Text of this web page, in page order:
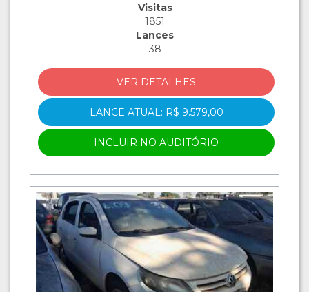
Visitas
1851
Lances
38
VER DETALHES
LANCE ATUAL: R$ 9.579,00
INCLUIR NO AUDITÓRIO